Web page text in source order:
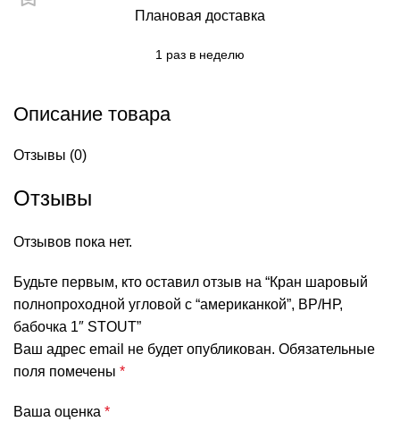
Плановая доставка
1 раз в неделю
Описание товара
Отзывы (0)
Отзывы
Отзывов пока нет.
Будьте первым, кто оставил отзыв на “Кран шаровый
полнопроходной угловой с “американкой”, ВР/НР,
бабочка 1″ STOUT”
Ваш адрес email не будет опубликован. Обязательные
поля помечены *
Ваша оценка *